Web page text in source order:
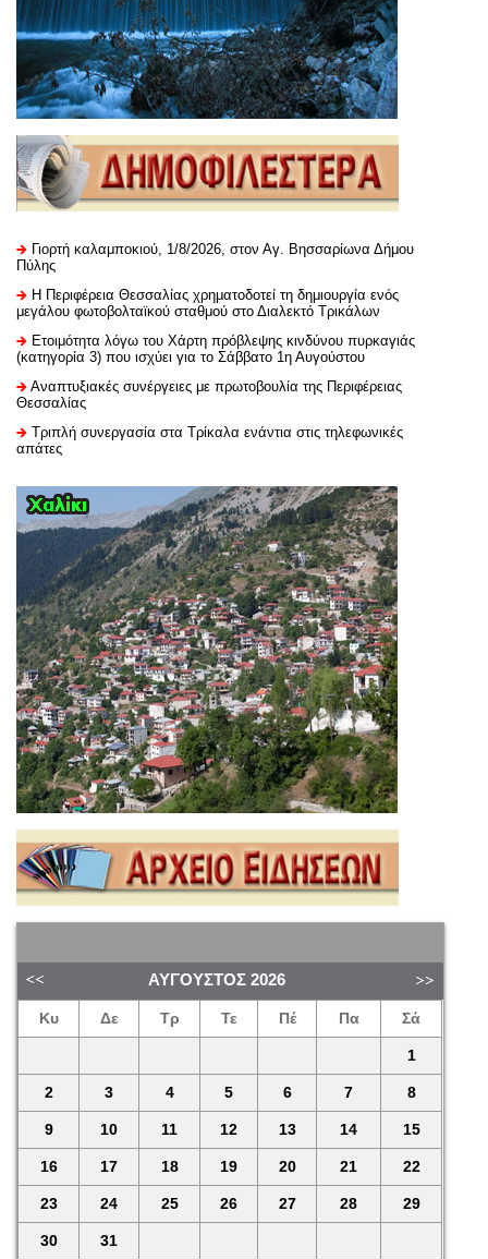
Γιορτή καλαμποκιού, 1/8/2026, στον Αγ. Βησσαρίωνα Δήμου
Πύλης
H Περιφέρεια Θεσσαλίας χρηματοδοτεί τη δημιουργία ενός
μεγάλου φωτοβολταϊκού σταθμού στο Διαλεκτό Τρικάλων
Ετοιμότητα λόγω του Χάρτη πρόβλεψης κινδύνου πυρκαγιάς
(κατηγορία 3) που ισχύει για το Σάββατο 1η Αυγούστου
Αναπτυξιακές συνέργειες με πρωτοβουλία της Περιφέρειας
Θεσσαλίας
Τριπλή συνεργασία στα Τρίκαλα ενάντια στις τηλεφωνικές
απάτες
ΑΎΓΟΥΣΤΟΣ 2026
Κυ Δε Τρ Τε Πέ Πα Σά
1
2 3 4 5 6 7 8
9 10 11 12 13 14 15
16 17 18 19 20 21 22
23 24 25 26 27 28 29
30 31